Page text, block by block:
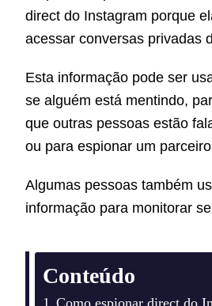
direct do Instagram porque el
acessar conversas privadas
Esta informação pode ser us
se alguém está mentindo,
que outras pessoas estão fal
ou para espionar um parceiro
Algumas pessoas também us
informação para monitorar
Conteúdo
Como espionar direct do